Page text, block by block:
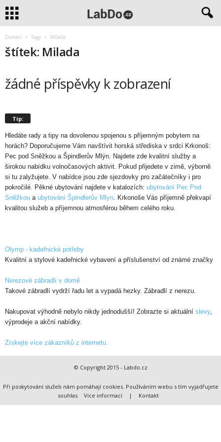
Domácí Tagy Milada
štítek: Milada
žádné příspěvky k zobrazení
Tip:
Hledáte rady a tipy na dovolenou spojenou s příjemným pobytem na
horách? Doporučujeme Vám navštívit horská střediska v srdci Krkonoš:
Pec pod Sněžkou a Špindlerův Mlýn. Najdete zde kvalitní služby a
širokou nabídku volnočasových aktivit. Pokud přijedete v zimě, výborně
si tu zalyžujete. V nabídce jsou zde sjezdovky pro začátečníky i pro
pokročilé. Pěkné ubytování najdete v katalozích: ubytování Pec Pod
Sněžkou a ubytování Špindlerův Mlyn . Krkonoše Vás příjemně překvapí
kvalitou služeb a příjemnou atmosférou během celého roku.
Olymp - kadeřnické potřeby
Kvalitní a stylové kadeřnické vybavení a příslušenství od známé značky
Nerezové zábradlí v domě
Takové zábradlí vydrží řadu let a vypadá hezky. Zábradlí z nerezu.
Nakupovat výhodně nebylo nikdy jednodušší! Zobrazte si aktuální slevy,
výprodeje a akční nabídky.
Získejte více zákazníků z internetu.
© Copyright 2015 - Labdo.cz
Při poskytování služeb nám pomáhají cookies. Používáním webu s tím vyjadřujete
souhlas
Více informací | Kontakt